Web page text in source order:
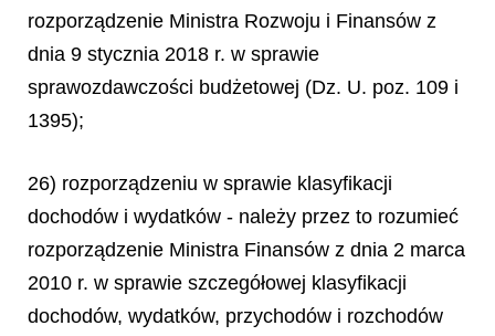
rozporządzenie Ministra Rozwoju i Finansów z
dnia 9 stycznia 2018 r. w sprawie
sprawozdawczości budżetowej (Dz. U. poz. 109 i
1395);
26) rozporządzeniu w sprawie klasyfikacji
dochodów i wydatków - należy przez to rozumieć
rozporządzenie Ministra Finansów z dnia 2 marca
2010 r. w sprawie szczegółowej klasyfikacji
dochodów, wydatków, przychodów i rozchodów